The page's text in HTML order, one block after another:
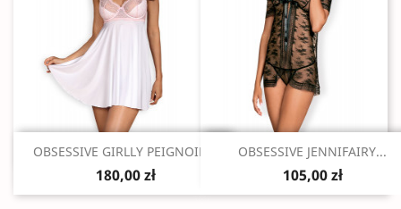
Szybki podgląd
OBSESSIVE GIRLLY PEIGNOIR...
180,00 zł
Szybki podgląd
OBSESSIVE JENNIFAIRY...
105,00 zł